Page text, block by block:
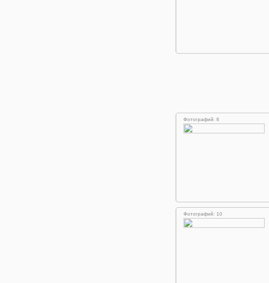
Фотографий: 6
Фотографий: 10